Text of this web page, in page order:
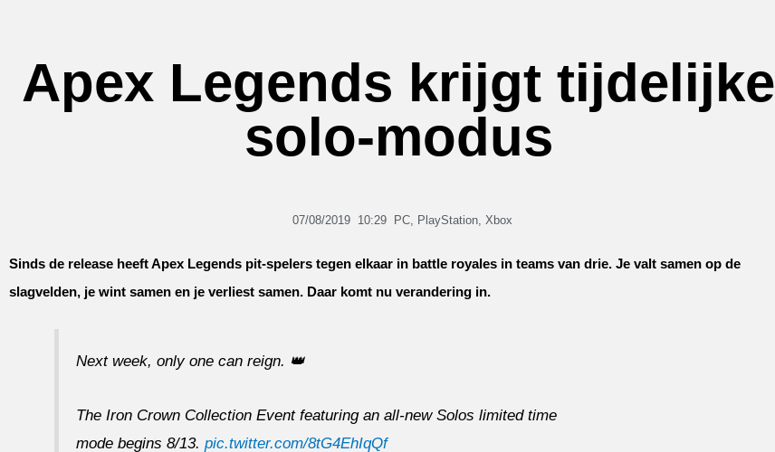
Apex Legends krijgt tijdelijke
solo-modus
07/08/2019 10:29 PC, PlayStation, Xbox
Sinds de release heeft Apex Legends pit-spelers tegen elkaar in battle royales in teams van drie. Je valt samen op de
slagvelden, je wint samen en je verliest samen. Daar komt nu verandering in.
Next week, only one can reign. 👑
The Iron Crown Collection Event featuring an all-new Solos limited time
mode begins 8/13.pic.twitter.com/8tG4EhIqQf